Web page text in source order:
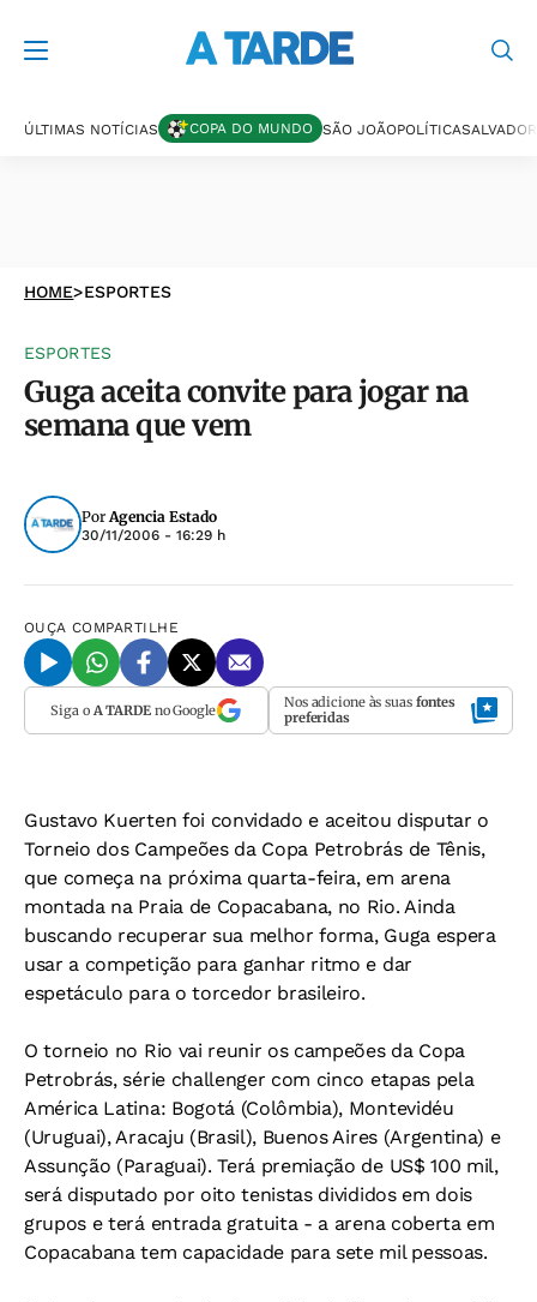
ÚLTIMAS NOTÍCIAS COPA DO MUNDO SÃO JOÃOPOLÍTICASALVADOR
HOME>ESPORTES
ESPORTES
Guga aceita convite para jogar na
semana que vem
PorAgencia Estado
30/11/2006 - 16:29 h
OUÇA COMPARTILHE
Siga o A TARDEno Google Nos adicione às suas fontes
preferidas
Gustavo Kuerten foi convidado e aceitou disputar o
Torneio dos Campeões da Copa Petrobrás de Tênis,
que começa na próxima quarta-feira, em arena
montada na Praia de Copacabana, no Rio. Ainda
buscando recuperar sua melhor forma, Guga espera
usar a competição para ganhar ritmo e dar
espetáculo para o torcedor brasileiro.
O torneio no Rio vai reunir os campeões da Copa
Petrobrás, série challenger com cinco etapas pela
América Latina: Bogotá (Colômbia), Montevidéu
(Uruguai), Aracaju (Brasil), Buenos Aires (Argentina) e
Assunção (Paraguai). Terá premiação de US$ 100 mil,
será disputado por oito tenistas divididos em dois
grupos e terá entrada gratuita - a arena coberta em
Copacabana tem capacidade para sete mil pessoas.